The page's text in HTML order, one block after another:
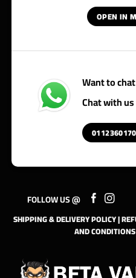
OPEN IN
Want to
Chat with
FOLLOW US @
SHIPPING & DELIVERY POLICY|
AND CONDITIONS